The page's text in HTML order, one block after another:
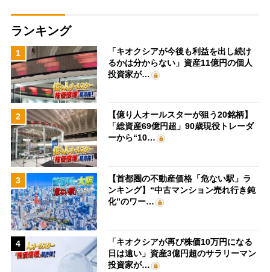
ランキング
1
「キオクシアが今後も利益を出し続け
るかは分からない」資産11億円の個人
投資家が…
2
【億り人オールスターが狙う20銘柄】
「総資産69億円超」90歳現役トレーダ
ーから“10…
3
【首都圏の不動産価格「危ない駅」ラ
ンキング】“中古マンション売れ行き鈍
化”のワー…
4
「キオクシアが再び株価10万円になる
日は遠い」資産3億円超のサラリーマン
投資家が…